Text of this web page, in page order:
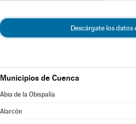
Descárgate los datos
Municipios de Cuenca
Abia de la Obispalía
Alarcón